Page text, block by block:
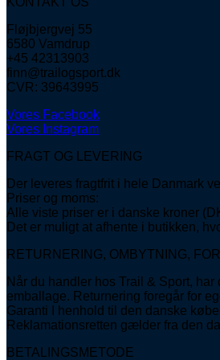
Fløjbjergvej 55
6580 Vamdrup
+45 42313903
finn@trailogsport.dk
CVR: 39643995
Vores Facebook
Vores Instagram
FRAGT OG LEVERING
Der leveres fragtfrit i hele Danmark
Priser og moms:
Alle viste priser er i danske kroner
Det er muligt at afhente i butikken,
RETURNERING, OMBYTNING,
Når du handler hos Trail & Sport,
emballage. Returnering foregår for
Garanti I henhold til den danske
Reklamationsretten gælder fra den
BETALINGSMETODE